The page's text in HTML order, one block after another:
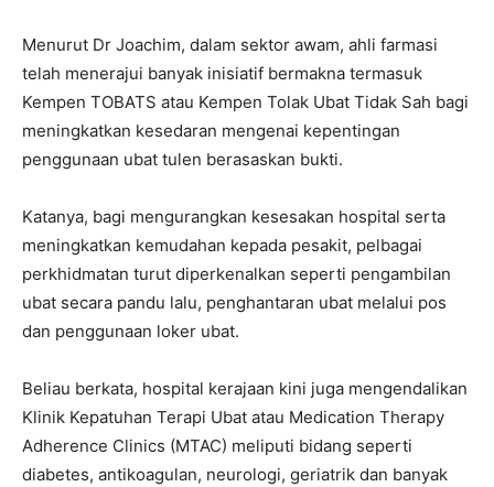
Menurut Dr Joachim, dalam sektor awam, ahli farmasi
telah menerajui banyak inisiatif bermakna termasuk
Kempen TOBATS atau Kempen Tolak Ubat Tidak Sah bagi
meningkatkan kesedaran mengenai kepentingan
penggunaan ubat tulen berasaskan bukti.
Katanya, bagi mengurangkan kesesakan hospital serta
meningkatkan kemudahan kepada pesakit, pelbagai
perkhidmatan turut diperkenalkan seperti pengambilan
ubat secara pandu lalu, penghantaran ubat melalui pos
dan penggunaan loker ubat.
Beliau berkata, hospital kerajaan kini juga mengendalikan
Klinik Kepatuhan Terapi Ubat atau Medication Therapy
Adherence Clinics (MTAC) meliputi bidang seperti
diabetes, antikoagulan, neurologi, geriatrik dan banyak